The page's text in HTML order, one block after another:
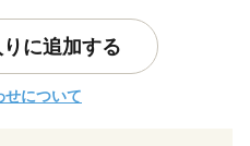
に追加する
せについて